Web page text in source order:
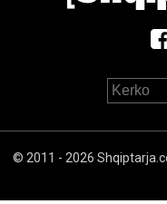
© 2011 - 2026